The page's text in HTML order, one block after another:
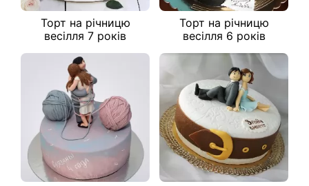
Торт на річницю
весілля 7 років
Торт на річницю
весілля 6 років